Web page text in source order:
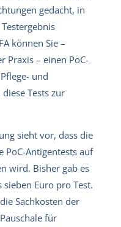
gedacht, in
können Sie –
Praxis – einen PoC-
und
Tests zur
sieht vor, dass die
PoC-Antigentests auf
wird. Bisher gab es
Euro pro Test.
Sachkosten der
für